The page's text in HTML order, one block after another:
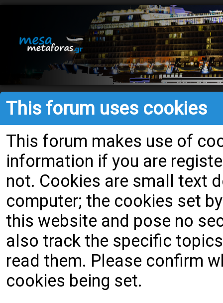
This forum uses cookies
This forum makes use of
information if you are
not. Cookies are small text
computer; the cookies set
this website and pose no
also track the specific
read them. Please confirm
cookies being set.